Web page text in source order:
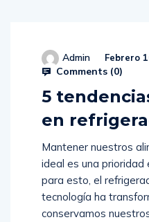
Admin Febrero
Comments (0)
5
en
Mantener nuestros
ideal es una prioridad
para esto, el
tecnología ha
conservamos